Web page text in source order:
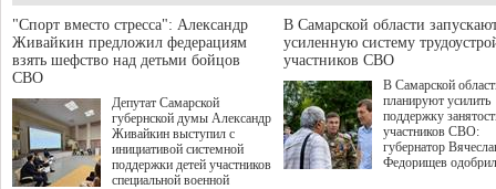
"Спорт вместо стресса": Александр
Живайкин предложил федерациям
взять шефство над детьми бойцов
СВО
Депутат Самарской
губернской думы Александр
Живайкин выступил с
инициативой системной
поддержки детей участников
специальной военной
В Самарской области
усиленную систему
участников СВО
В Самарской
планируют усилить
поддержку
участников СВО:
губернатор
Федорищев